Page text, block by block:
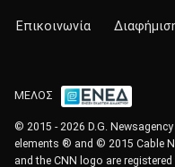
Επικοινωνία
ΜΕΛΟΣ
© 2015 - 2026 D.G.
elements ® and © 2015 Cable
and the CNN logo are